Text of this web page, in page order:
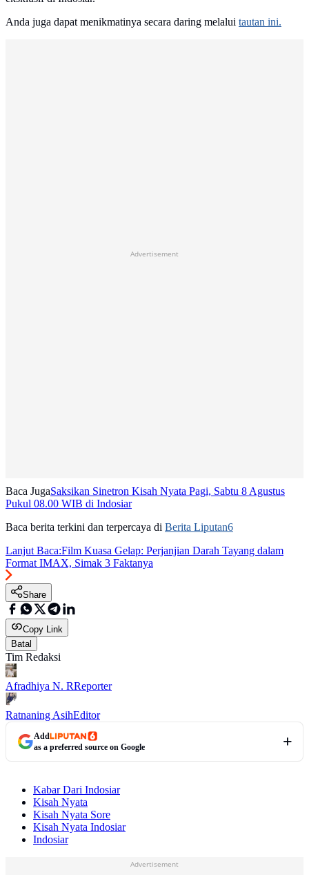
Anda juga dapat menikmatinya secara daring melalui tautan ini.
Advertisement
Baca JugaSaksikan Sinetron Kisah Nyata Pagi, Sabtu 8 Agustus
Pukul 08.00 WIB di Indosiar
Baca berita terkini dan terpercaya di Berita Liputan6
Lanjut Baca:Film Kuasa Gelap: Perjanjian Darah Tayang dalam
Format IMAX, Simak 3 Faktanya
Share
Copy Link
Batal
Tim Redaksi
Afradhiya N. RReporter
Ratnaning AsihEditor
Add
as a preferred source on Google
Kabar Dari Indosiar
Kisah Nyata
Kisah Nyata Sore
Kisah Nyata Indosiar
Indosiar
Advertisement